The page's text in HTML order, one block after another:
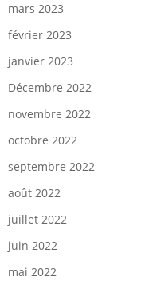
mars 2023
février 2023
janvier 2023
Décembre 2022
novembre 2022
octobre 2022
septembre 2022
août 2022
juillet 2022
juin 2022
mai 2022